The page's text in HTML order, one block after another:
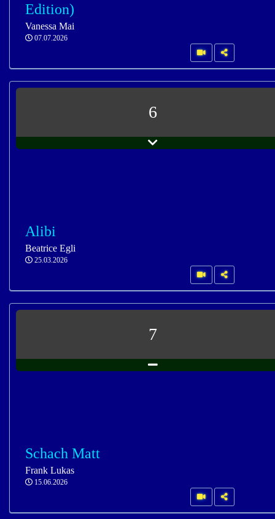
Edition)
Vanessa Mai
07.07.2026
6
Alibi
Beatrice Egli
25.03.2026
7
Schach Matt
Frank Lukas
15.06.2026